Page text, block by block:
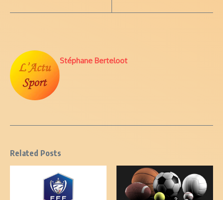
Stéphane Berteloot
Related Posts